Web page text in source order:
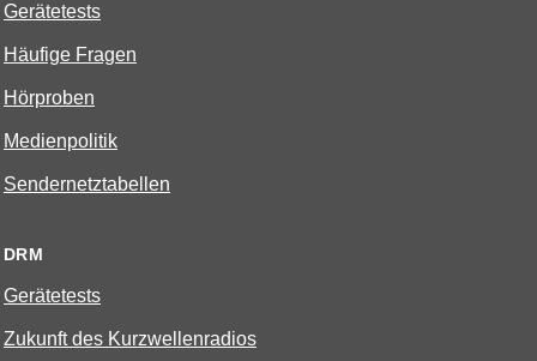
Gerätetests
Häufige Fragen
Hörproben
Medienpolitik
Sendernetztabellen
DRM
Gerätetests
Zukunft des Kurzwellenradios